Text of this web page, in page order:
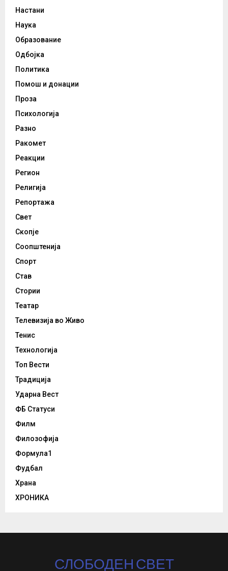
Настани
Наука
Образование
Одбојка
Политика
Помош и донации
Проза
Психологија
Разно
Ракомет
Реакции
Регион
Религија
Репортажа
Свет
Скопје
Соопштенија
Спорт
Став
Стории
Театар
Телевизија во Живо
Тенис
Технологија
Топ Вести
Традиција
Ударна Вест
ФБ Статуси
Филм
Филозофија
Формула1
Фудбал
Храна
ХРОНИКА
СЛОБОДЕН СВЕТ